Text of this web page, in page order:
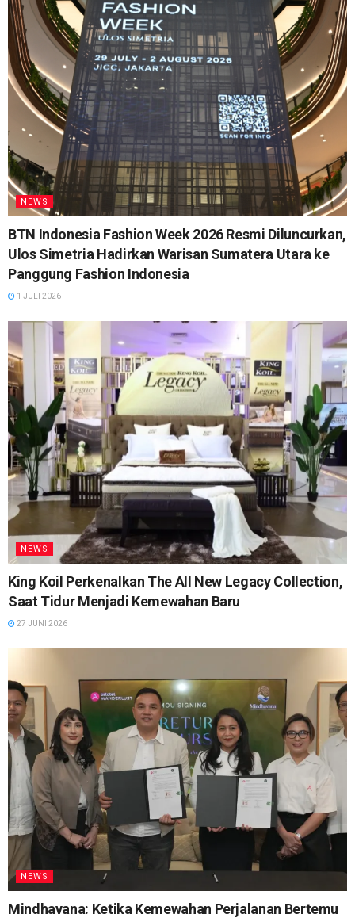
NEWS
BTN Indonesia Fashion Week 2026 Resmi Diluncurkan,
Ulos Simetria Hadirkan Warisan Sumatera Utara ke
Panggung Fashion Indonesia
1 JULI 2026
NEWS
King Koil Perkenalkan The All New Legacy Collection,
Saat Tidur Menjadi Kemewahan Baru
27 JUNI 2026
NEWS
Mindhavana: Ketika Kemewahan Perjalanan Bertemu